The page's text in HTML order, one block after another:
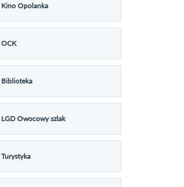
Kino Opolanka
OCK
Biblioteka
LGD Owocowy szlak
Turystyka